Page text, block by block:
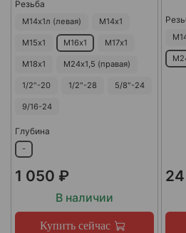
Резьба
М14х1л (левая) М14х1
М15х1 М16х1 М17х1
М18х1 М24х1,5 (правая)
1/2"-20 1/2"-28 5/8"-24
9/16-24
Глубина
-
1 050 ₽
В наличии
Купить сейчас